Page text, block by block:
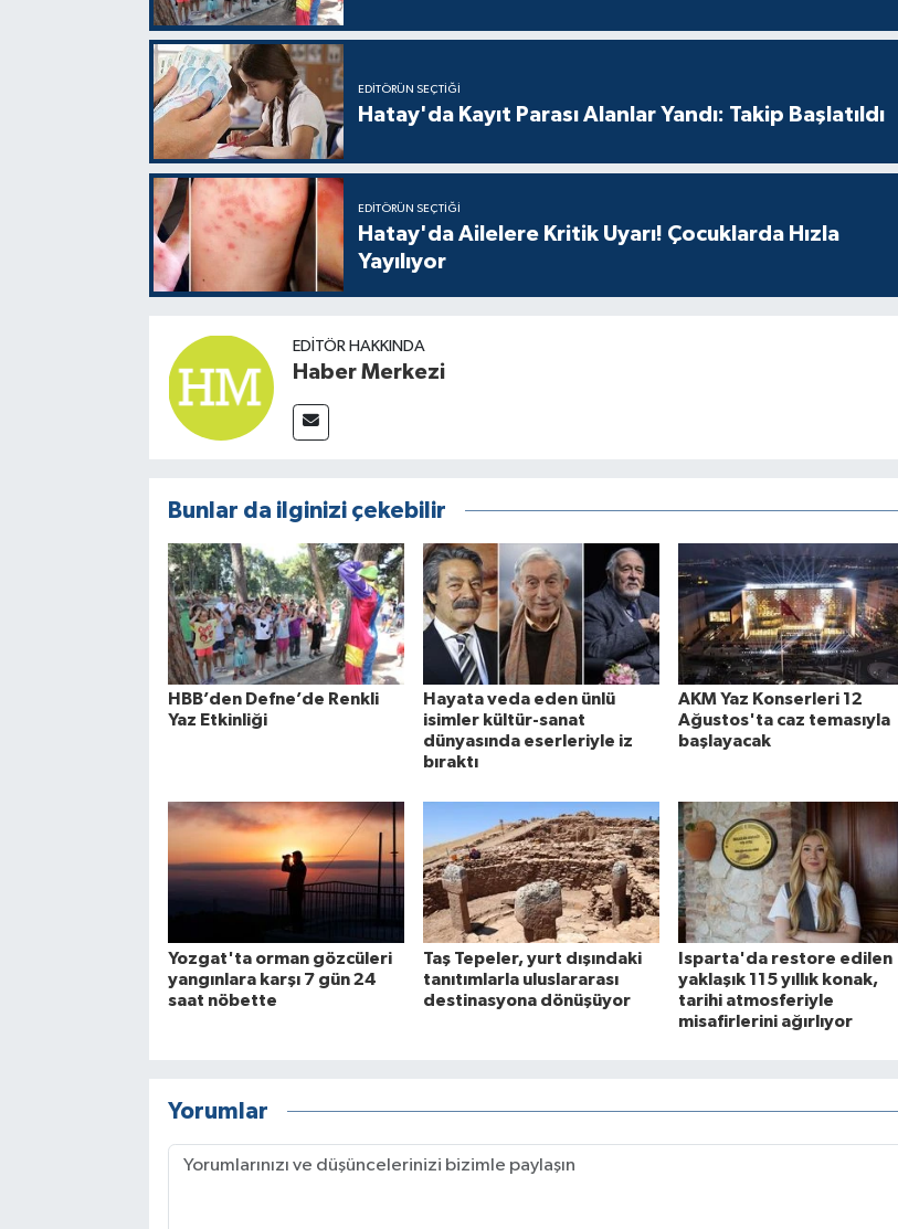
EDITÖRÜN SEÇTIĞI
Hatay'da Kayıt Parası Alanlar Yandı: Takip Başlatıldı
EDITÖRÜN SEÇTIĞI
Hatay'da Ailelere Kritik Uyarı! Çocuklarda Hızla
Yayılıyor
EDITÖR HAKKINDA
Haber Merkezi
Bunlar da ilginizi çekebilir
HBB’den Defne’de Renkli
Yaz Etkinliği
Hayata veda eden ünlü
isimler kültür-sanat
dünyasında eserleriyle iz
bıraktı
AKM Yaz Konserleri 12
Ağustos'ta caz temasıyla
başlayacak
Yozgat'ta orman gözcüleri
yangınlara karşı 7 gün 24
saat nöbette
Taş Tepeler, yurt dışındaki
tanıtımlarla uluslararası
destinasyona dönüşüyor
Isparta'da restore edilen
yaklaşık 115 yıllık konak,
tarihi atmosferiyle
misafirlerini ağırlıyor
Yorumlar